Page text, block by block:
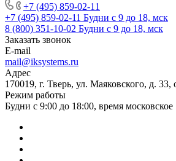
+7 (495) 859-02-11
+7 (495) 859-02-11 Будни с 9 до 18, мск
8 (800) 351-10-02 Будни с 9 до 18, мск
Заказать звонок
E-mail
mail@iksystems.ru
Адрес
170019, г. Тверь, ул. Маяковского, д. 33,
Режим работы
Будни с 9:00 до 18:00, время московское